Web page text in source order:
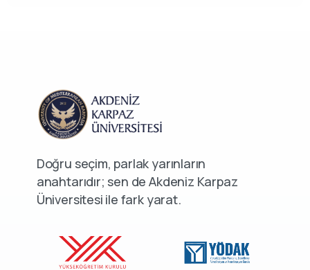
Doğru seçim, parlak yarınların
anahtarıdır; sen de Akdeniz Karpaz
Üniversitesi ile fark yarat.